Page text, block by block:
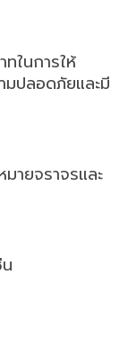
ทในการให้
ปลอดภัยและมี
ายจราจรและ